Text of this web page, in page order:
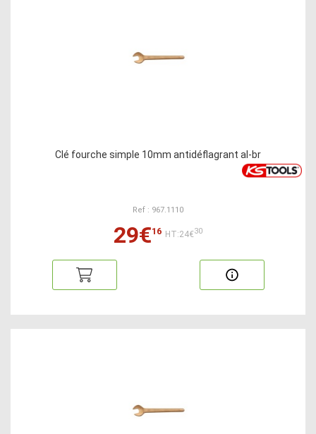
Clé fourche simple 10mm antidéflagrant al-br
Ref : 967.1110
29€16 HT:24€30